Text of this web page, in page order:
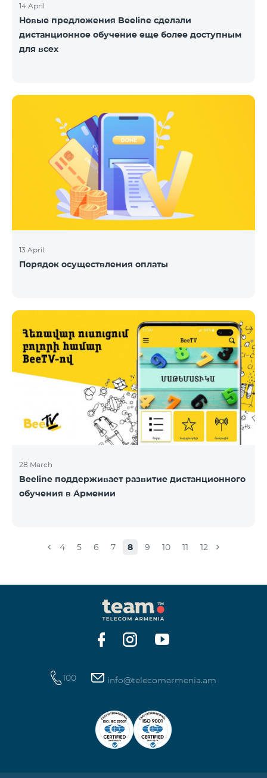
14 April
Новые предложения Beeline сделали
дистанционное обучение еще более доступным
для всех
13 April
Порядок осуществления оплаты
28 March
Beeline поддерживает развитие дистанционного
обучения в Армении
4 5 6 7 8 9 10 11 12
100 info@telecomarmenia.am